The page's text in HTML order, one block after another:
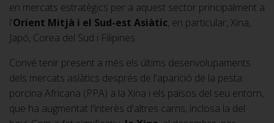
en mercats estratègics per a aquest sector principalment a
l'Orient Mitjà i el Sud-est Asiàtic, en particular, Xina,
Japó, Corea del Sud i Filipines.
Convé tenir present a més els últims desenvolupaments
dels mercats asiàtics després de l'aparició de la pesta
porcina Africana (PPA) a la Xina i els països del seu entorn,
que ha augmentat l'interès d'altres carns, inclosa la del